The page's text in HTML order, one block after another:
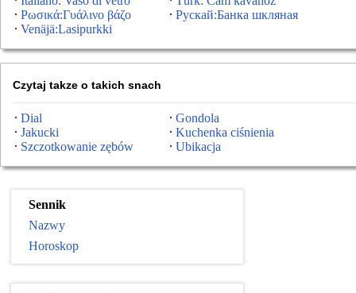
Ρωσικά:Γυάλινο βάζο
Рускай:Банка шкляная
Venäjä:Lasipurkki
Czytaj takze o takich snach
Dial
Gondola
Jakucki
Kuchenka ciśnienia
Szczotkowanie zębów
Ubikacja
Sennik
Nazwy
Horoskop